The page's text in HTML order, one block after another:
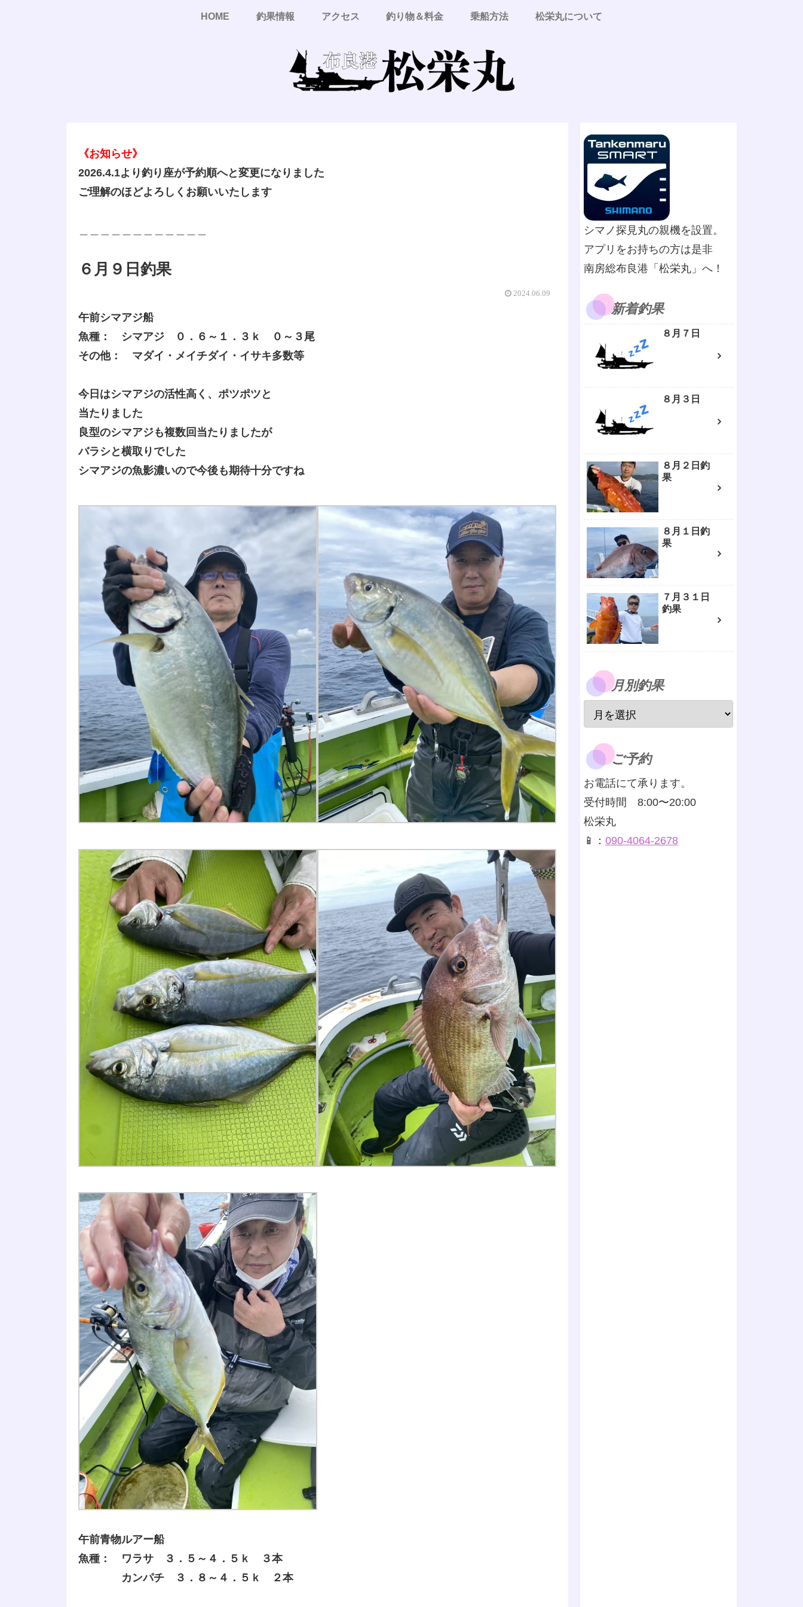
HOME 釣果情報 アクセス 釣り物＆料金 乗船方法 松栄丸について
《お知らせ》
2026.4.1より釣り座が予約順へと変更になりました
ご理解のほどよろしくお願いいたします
６月９日釣果
2024.06.09
午前シマアジ船
魚種： シマアジ ０．６～１．３ｋ ０～３尾
その他： マダイ・メイチダイ・イサキ多数等
今日はシマアジの活性高く、ポツポツと
当たりました
良型のシマアジも複数回当たりましたが
バラシと横取りでした
シマアジの魚影濃いので今後も期待十分ですね
午前青物ルアー船
魚種： ワラサ ３．５～４．５ｋ ３本
カンパチ ３．８～４．５ｋ ２本
シマノ探見丸の親機を設置。
アプリをお持ちの方は是非
南房総布良港「松栄丸」へ！
新着釣果
８月７日
８月３日
８月２日釣
果
８月１日釣
果
７月３１日
釣果
月別釣果
ご予約
お電話にて承ります。
受付時間 8:00〜20:00
松栄丸
📱： 090-4064-2678